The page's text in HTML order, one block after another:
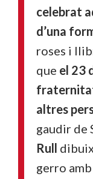
celebrat
d’una
roses i
que el 23
altres
gaudir de
Rull
gerro